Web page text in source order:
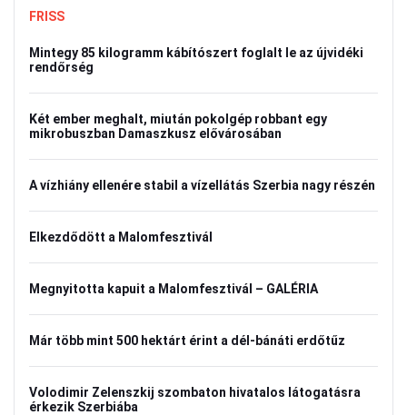
FRISS
Mintegy 85 kilogramm kábítószert foglalt le az újvidéki
rendőrség
Két ember meghalt, miután pokolgép robbant egy
mikrobuszban Damaszkusz elővárosában
A vízhiány ellenére stabil a vízellátás Szerbia nagy részén
Elkezdődött a Malomfesztivál
Megnyitotta kapuit a Malomfesztivál – GALÉRIA
Már több mint 500 hektárt érint a dél-bánáti erdőtűz
Volodimir Zelenszkij szombaton hivatalos látogatásra
érkezik Szerbiába